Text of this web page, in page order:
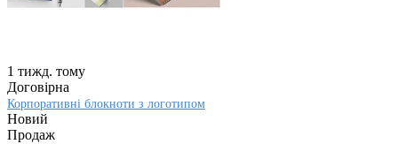
1 тижд. тому
Договірна
Корпоративні блокноти з логотипом
Новий
Продаж